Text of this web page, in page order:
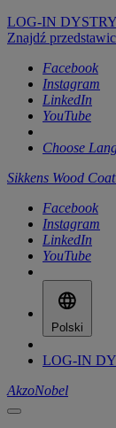
LOG-IN
Znajdź
Facebook
Instagram
LinkedIn
YouTube
Choose
Sikkens Wood
Facebook
Instagram
LinkedIn
YouTube
Polski
LOG-IN
AkzoNobel